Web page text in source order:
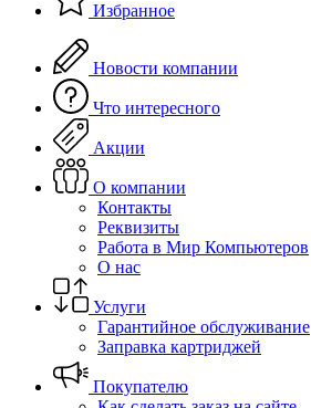
Избранное
Новости компании
Что интересного
Акции
О компании
Контакты
Реквизиты
Работа в Мир Компьютеров
О нас
Услуги
Гарантийное обслуживание
Заправка картриджей
Покупателю